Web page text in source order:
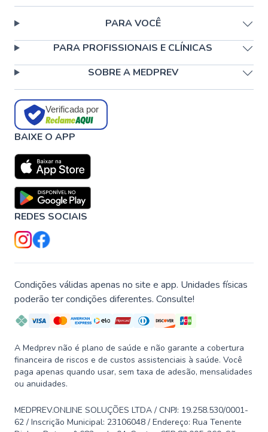
PARA VOCÊ
PARA PROFISSIONAIS E CLÍNICAS
SOBRE A MEDPREV
Verificada por
BAIXE O APP
REDES SOCIAIS
Condições válidas apenas no site e app. Unidades físicas
poderão ter condições diferentes. Consulte!
A Medprev não é plano de saúde e não garante a cobertura
financeira de riscos e de custos assistenciais à saúde. Você
paga apenas quando usar, sem taxa de adesão, mensalidades
ou anuidades.
MEDPREV.ONLINE SOLUÇÕES LTDA / CNPJ: 19.258.530/0001-
62 / Inscrição Municipal: 23106048 / Endereço: Rua Tenente